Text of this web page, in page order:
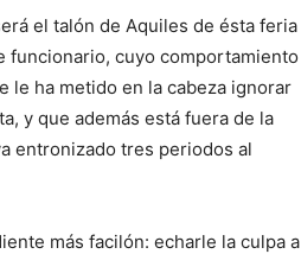
el talón de Aquiles de ésta feria
funcionario, cuyo comportamiento
le ha metido en la cabeza ignorar
y que además está fuera de la
entronizado tres periodos al
más facilón: echarle la culpa a